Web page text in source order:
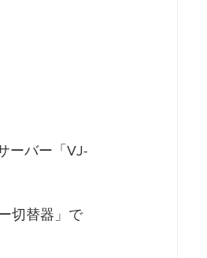
切替器」で